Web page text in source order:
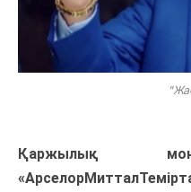
Қаржылық